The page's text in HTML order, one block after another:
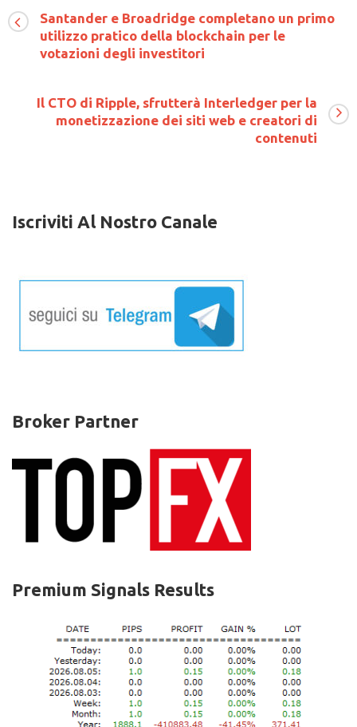
per
cominciare
Santander e Broadridge completano un primo
utilizzo pratico della blockchain per le
votazioni degli investitori
Il CTO di Ripple, sfrutterà Interledger per la
monetizzazione dei siti web e creatori di
contenuti
Iscriviti Al Nostro Canale
Broker Partner
Premium Signals Results